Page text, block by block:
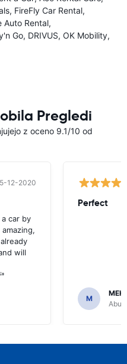
FireFly Car Rental
Auto Rental
Go DRIVUS OK Mobility
Pregledi
z oceno 9.1/10 od
12-2020
car by
will
Perfect
M
Abu